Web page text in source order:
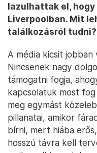
lazulhattak el,
Liverpoolban. Mit
találkozásról tudni?
A média kicsit
Nincsenek nagy
támogatni fogja,
kapcsolatuk most
meg egymást
pillanatai, amikor
bírni, mert hiába
hosszú távra kell